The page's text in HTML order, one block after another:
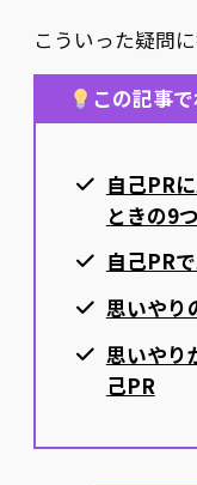
こういった疑問
この記事
自己PR
ときの9
自己PR
思いやり
思いやり
己PR